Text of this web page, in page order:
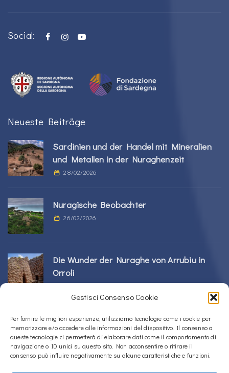
Gestisci Consenso Cookie
Per fornire le migliori esperienze, utilizziamo tecnologie come i cookie per
memorizzare e/o accedere alle informazioni del dispositivo. Il consenso a
queste tecnologie ci permetterà di elaborare dati come il comportamento di
navigazione o ID unici su questo sito. Non acconsentire o ritirare il
consenso può influire negativamente su alcune caratteristiche e funzioni.
Social:
Neueste Beiträge
Sardinien und der Handel mit Mineralien
und Metallen in der Nuraghenzeit
28/02/2026
Nuragische Beobachter
26/02/2026
Die Wunder der Nuraghe von Arrubiu in
Orroli
24/02/2026
Sos Nurattolos Nuragic-Komplex in Alà dei
Sardi
23/02/2026